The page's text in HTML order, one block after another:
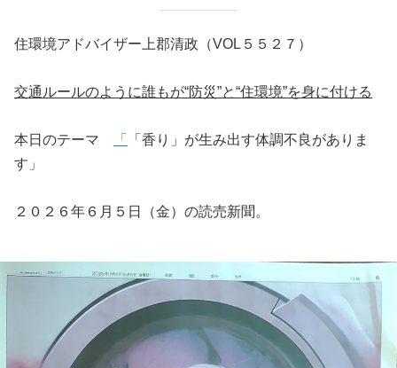
住環境アドバイザー上郡清政（VOL５５２７）
交通ルールのように誰もが“防災”と“住環境”を身に付ける
本日のテーマ 「
「香り」が生み出す体調不良がありま
す」
２０２６年６月５日（金）の読売新聞。